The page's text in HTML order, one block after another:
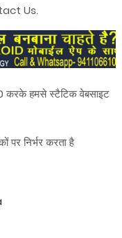
Us.
करके हमसे स्टैटिक वेबसाइट
पर निर्भर करता है